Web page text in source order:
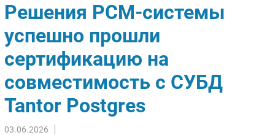
Импорто­замещение
Автоматизация Промышленности
Интернет
Мобильная связь
Фиксированная связь
Интеграция
Рынок ПК
Решения РСМ-системы
успешно прошли
сертификацию на
совместимость с СУБД
Tantor Postgres
03.06.2026